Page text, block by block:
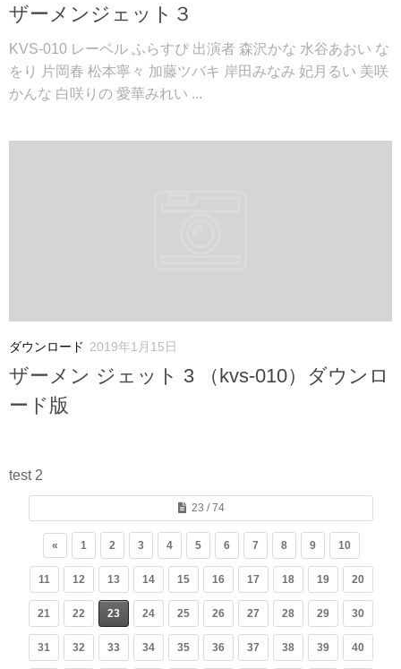
ザーメンジェット３
KVS-010 レーベル ふらすぴ 出演者 森沢かな 水谷あおい な
をり 片岡春 松本寧々 加藤ツバキ 岸田みなみ 妃月るい 美咲
かんな 白咲りの 愛華みれい ...
ダウンロード 2019年1月15日
ザーメン ジェット 3 （kvs-010）ダウンロ
ード版
test 2
23 / 74
« 1 2 3 4 5 6 7 8 9 10
11 12 13 14 15 16 17 18 19 20
21 22 23 24 25 26 27 28 29 30
31 32 33 34 35 36 37 38 39 40